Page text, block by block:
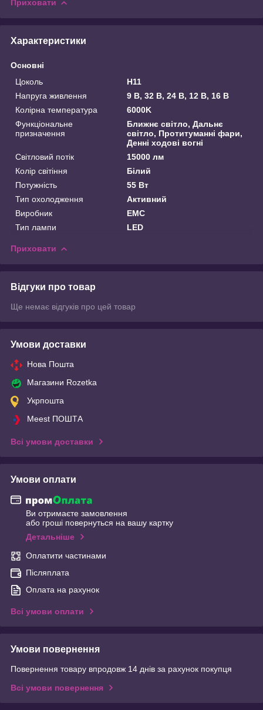
Приховати
Характеристики
Основні
Цоколь
H11
Напруга живлення
9 В, 32 В, 24 В, 12 В, 16 В
Колірна температура
6000K
Функціональне
призначення
Ближнє світло, Дальнє
світло, Протитуманні фари,
Денні ходові вогні
Світловий потік
15000 лм
Колір світіння
Білий
Потужність
55 Вт
Тип охолодження
Активний
Виробник
EMC
Тип лампи
LED
Приховати
Відгуки про товар
Ще немає відгуків про цей товар
Умови доставки
Нова Пошта
Магазини Rozetka
Укрпошта
Meest ПОШТА
Всі умови доставки
Умови оплати
Ви отримаєте замовлення
або гроші повернуться на вашу картку
Детальніше
Оплатити частинами
Післяплата
Оплата на рахунок
Всі умови оплати
Умови повернення
Повернення товару впродовж 14 днів за рахунок покупця
Всі умови повернення